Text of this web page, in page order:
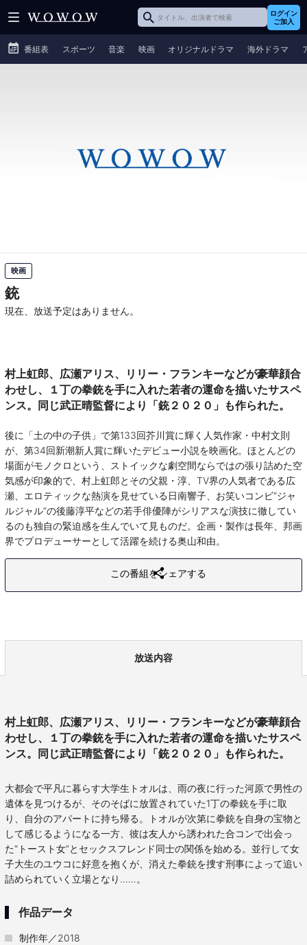
ログイン
ご加入
番組表 スポーツ 音楽 映画 オリジナルドラマ 海外ドラマ
映画
銃
現在、放送予定はありません。
村上虹郎、広瀬アリス、リリー・フランキーなどが豪華顔合
わせし、１丁の拳銃を手に入れた若者の運命を描いたサスペ
ンス。同じ武正晴監督により「銃２０２０」も作られた。
後に「土の中の子供」で第133回芥川賞に輝く人気作家・中村文則
が、第34回新潮新人賞に輝いたデビュー小説を映画化。ほとんどの
場面がモノクロという、ストイックな劇空間ならではの張り詰めた空
気感が印象的で、村上虹郎とその父親・淳、TV界の人気者である広
瀬、エロティックな熱演を見せている日南響子、お笑いコンビ“ジャ
ルジャル”の後藤淳平などの若手俳優陣がシリアスな演技に徹してい
るのも独自の緊迫感を生んでいて見ものだ。企画・製作は長年、邦画
界でプロデューサーとして活躍を続ける奥山和由。
この番組をシェアする
放送内容
村上虹郎、広瀬アリス、リリー・フランキーなどが豪華顔合
わせし、１丁の拳銃を手に入れた若者の運命を描いたサスペ
ンス。同じ武正晴監督により「銃２０２０」も作られた。
大都会で平凡に暮らす大学生トオルは、雨の夜に行った河原で男性の
遺体を見つけるが、そのそばに放置されていた1丁の拳銃を手に取
り、自分のアパートに持ち帰る。トオルが次第に拳銃を自身の宝物と
して感じるようになる一方、彼は友人から誘われた合コンで出会っ
た“トースト女”とセックスフレンド同士の関係を始める。並行して女
子大生のユウコに好意を抱くが、消えた拳銃を捜す刑事によって追い
詰められていく立場となり……。
作品データ
制作年／2018